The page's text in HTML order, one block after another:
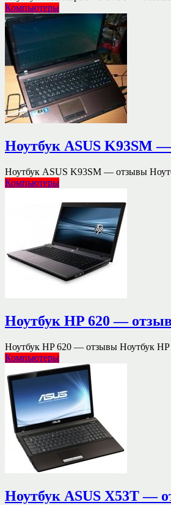
Компьютеры
Ноутбук ASUS K93SM
Ноутбук ASUS K93SM — отзывы
Компьютеры
Ноутбук HP 620 —
Ноутбук HP 620 — отзывы Ноутбук
Компьютеры
Ноутбук ASUS X53T —